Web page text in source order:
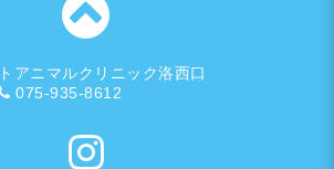
アニマルクリニック洛西口
075-935-8612